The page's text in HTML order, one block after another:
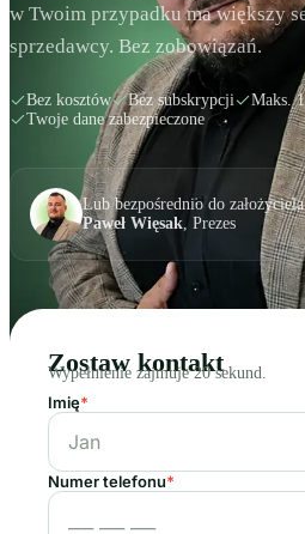
w Twoim przypadku ma większy
sprzedawcy. Bez zobowiązań.
Bez kosztów Bez subskrypcji
Maks.
Twoje dane zabezpieczone
Lub bezpośrednio do
Paweł Więsak , Prezes
Zostaw kontakt
Wypełnienie zajmuje 20 sekund.
Imię*
Numer telefonu*